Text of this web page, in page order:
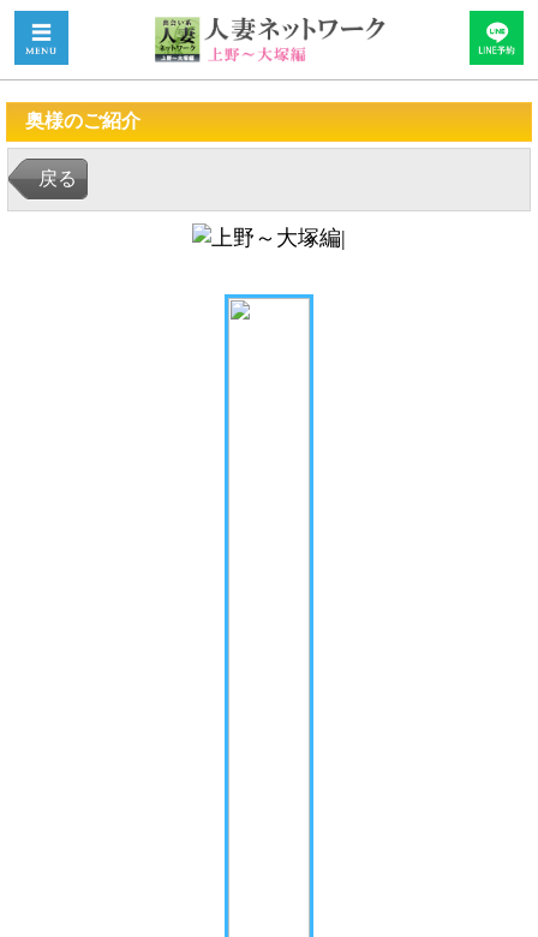
奥様のご紹介
戻る